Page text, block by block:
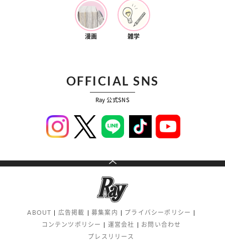
漫画 雑学
OFFICIAL SNS
Ray 公式SNS
ABOUT 広告掲載 募集案内
プライバシーポリシー
コンテンツポリシー
運営会社
お問い合わせ
プレスリリース